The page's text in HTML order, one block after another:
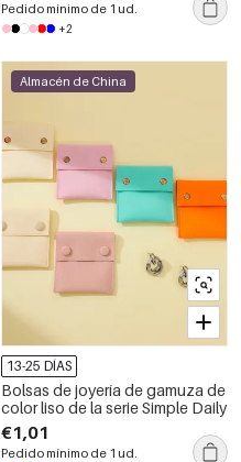
Pedido mínimo de 1 ud.
+2
Almacén de China
13-25 DÍAS
Bolsas de joyería de gamuza de
color liso de la serie Simple Daily
€1,01
Pedido mínimo de 1 ud.